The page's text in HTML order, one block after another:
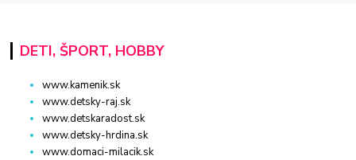
DETI, ŠPORT, HOBBY
www.kamenik.sk
www.detsky-raj.sk
www.detskaradost.sk
www.detsky-hrdina.sk
www.domaci-milacik.sk